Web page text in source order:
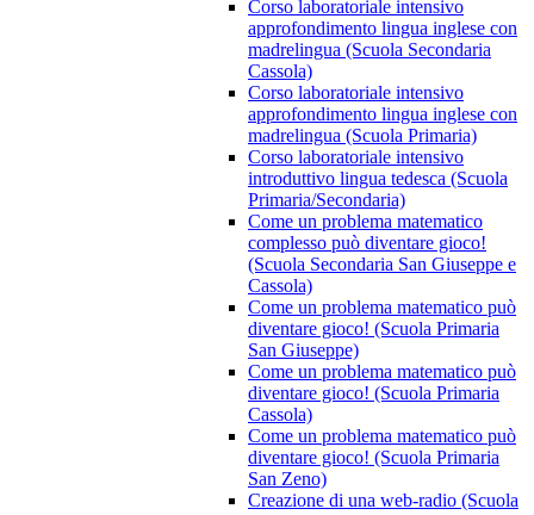
Corso laboratoriale intensivo
approfondimento lingua inglese con
madrelingua (Scuola Secondaria
Cassola)
Corso laboratoriale intensivo
approfondimento lingua inglese con
madrelingua (Scuola Primaria)
Corso laboratoriale intensivo
introduttivo lingua tedesca (Scuola
Primaria/Secondaria)
Come un problema matematico
complesso può diventare gioco!
(Scuola Secondaria San Giuseppe e
Cassola)
Come un problema matematico può
diventare gioco! (Scuola Primaria
San Giuseppe)
Come un problema matematico può
diventare gioco! (Scuola Primaria
Cassola)
Come un problema matematico può
diventare gioco! (Scuola Primaria
San Zeno)
Creazione di una web-radio (Scuola